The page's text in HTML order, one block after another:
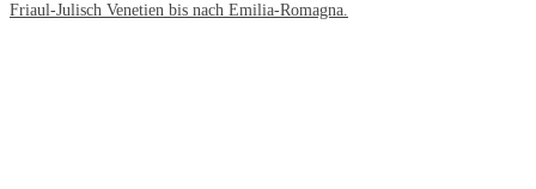
Friaul-Julisch Venetien bis nach Emilia-Romagna.